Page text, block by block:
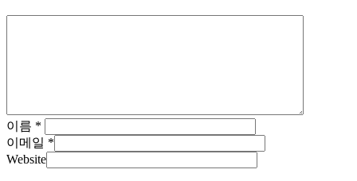
이름 *
이메일 *
Website